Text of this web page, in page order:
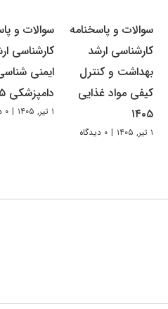
سوالات و پاسخنامه
کارشناسی ارشد
بهداشت و کنترل
کیفی مواد غذایی
۱۴۰۵
۱ تیر, ۱۴۰۵ | ۰ دیدگاه
سوالات و
کارشناسی
ایمنی
دامپزشکی ۱۴۰۵
۱ تیر, ۱۴۰۵ | ۰ دیدگاه